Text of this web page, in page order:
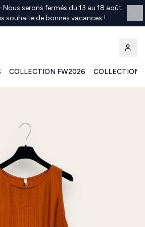
Nous serons fermés du 13 au 18 août.
souhaite de bonnes vacances !
COLLECTION FW2026 COLLECTION